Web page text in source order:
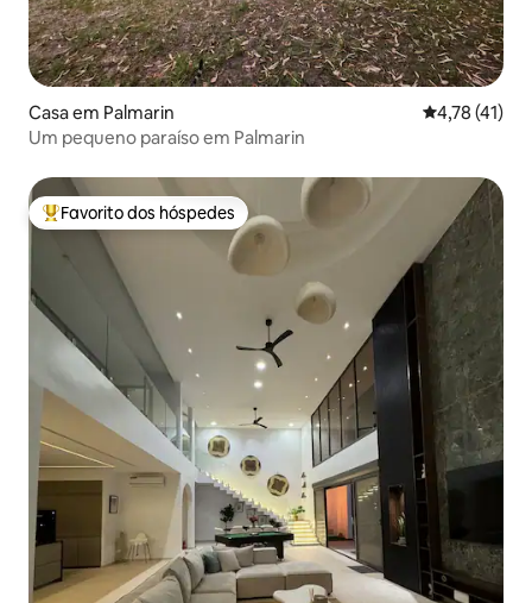
Casa em Palmarin
4,78 (41)
Um pequeno paraíso em Palmarin
Favoritos dos hóspedes mais apreciados
Favorito dos hóspedes